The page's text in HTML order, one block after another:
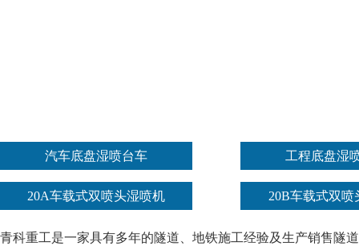
汽车底盘湿喷台车 工程底盘湿
20A车载式双喷头湿喷机 20B车载式双喷
青科重工是一家具有多年的隧道、地铁施工经验及生产销售隧